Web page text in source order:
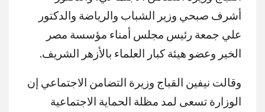
أشرف صبحي وزير الشباب والرياضة والدكتور
علي جمعة رئيس مجلس أمناء مؤسسة مصر
الخير وعضو هيئة كبار العلماء بالأزهر الشريف.
وقالت نيفين القباج وزيرة التضامن الاجتماعي إن
الوزارة تسعى لمد مظلة الحماية الاجتماعية